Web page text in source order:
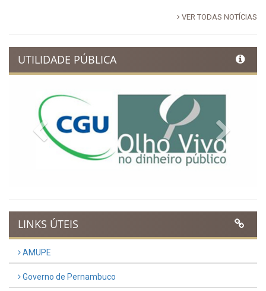
VER TODAS NOTÍCIAS
UTILIDADE PÚBLICA
Previous
LINKS ÚTEIS
AMUPE
Governo de Pernambuco